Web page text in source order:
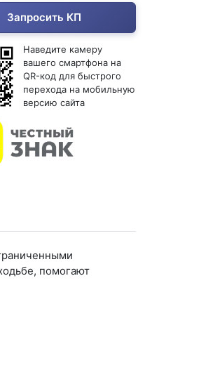
Запросить КП
Наведите камеру
вашего смартфона на
QR-код для быстрого
перехода на мобильную
версию сайта
помогают